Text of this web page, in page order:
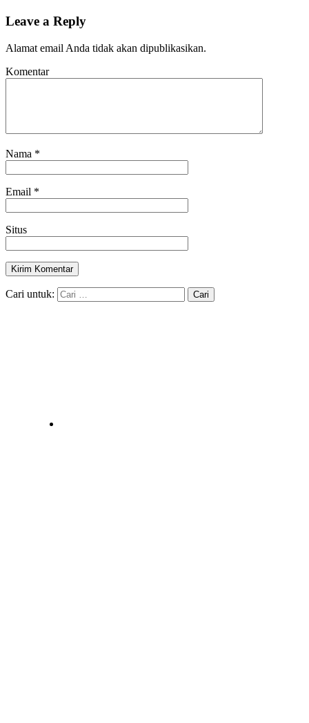
Leave a Reply
Alamat email Anda tidak akan dipublikasikan.
Komentar
Nama *
Email *
Situs
Cari untuk: